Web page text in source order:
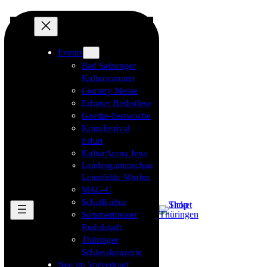
Events
Bad Salzunger
Kultursommer
Country Messe
Erfurter Herbstlese
Goethe-Festwoche
Krimifestival
Erfurt
KulturArena Jena
Landesgartenschau
Leinefelde-Worbis
MAG-C
Schallkultur
Sommertheater
Rudolstadt
Thüringer
Schlosskonzerte
Neu im Vorverkauf